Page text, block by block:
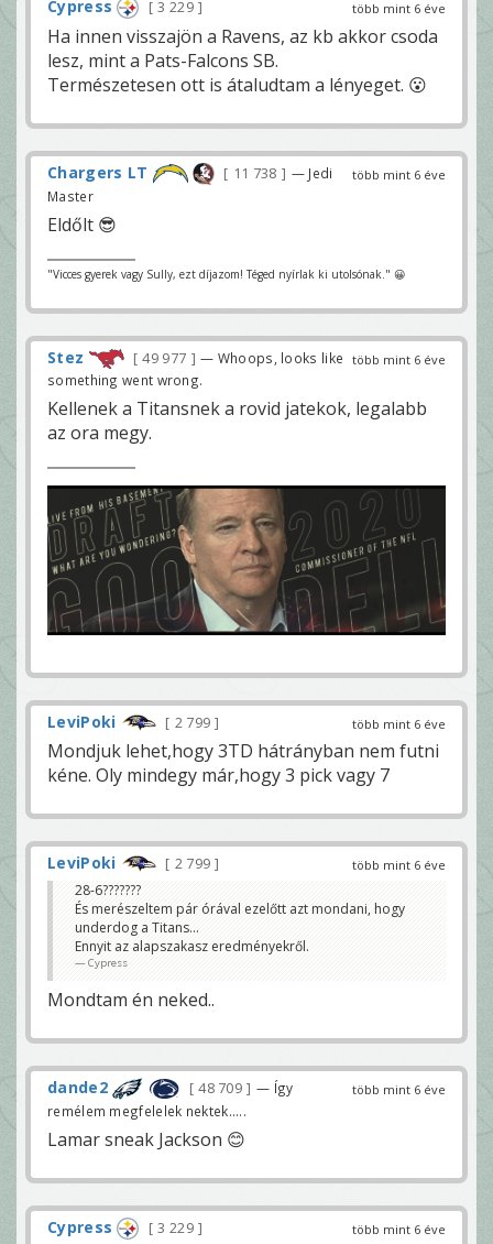
több mint 6 éve
Cypress 3 229
Ha innen visszajön a Ravens, az kb akkor csoda
lesz, mint a Pats-Falcons SB.
Természetesen ott is átaludtam a lényeget. 😮
több mint 6 éve
Chargers LT 11 738
— Jedi
Master
Eldőlt 😎
"Vicces gyerek vagy Sully, ezt díjazom! Téged nyírlak ki utolsónak." 😀
több mint 6 éve
Stez 49 977
— Whoops, looks like
something went wrong.
Kellenek a Titansnek a rovid jatekok, legalabb
az ora megy.
több mint 6 éve
LeviPoki 2 799
Mondjuk lehet,hogy 3TD hátrányban nem futni
kéne. Oly mindegy már,hogy 3 pick vagy 7
több mint 6 éve
LeviPoki
2 799
28-6???????
És merészeltem pár órával ezelőtt azt mondani, hogy
underdog a Titans...
Ennyit az alapszakasz eredményekről.
Cypress
Mondtam én neked..
több mint 6 éve
dande2 48 709
— Így
remélem megfelelek nektek.....
Lamar sneak Jackson 😊
több mint 6 éve
Cypress 3 229